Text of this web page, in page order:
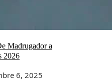
Madrugador a
2026
6, 2025